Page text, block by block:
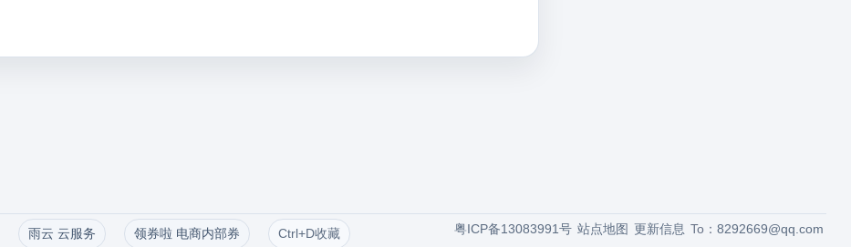
雨云 云服务 领券啦 电商内部券 Ctrl+D收藏 To：8292669@qq.com
更新信息
站点地图
粤ICP备13083991号